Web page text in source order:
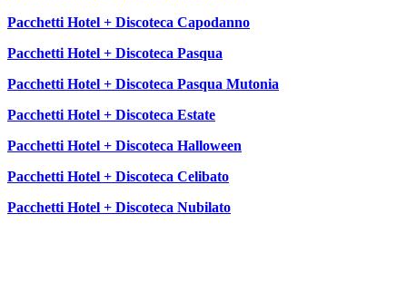
Pacchetti Hotel + Discoteca Capodanno
Pacchetti Hotel + Discoteca Pasqua
Pacchetti Hotel + Discoteca Pasqua Mutonia
Pacchetti Hotel + Discoteca Estate
Pacchetti Hotel + Discoteca Halloween
Pacchetti Hotel + Discoteca Celibato
Pacchetti Hotel + Discoteca Nubilato